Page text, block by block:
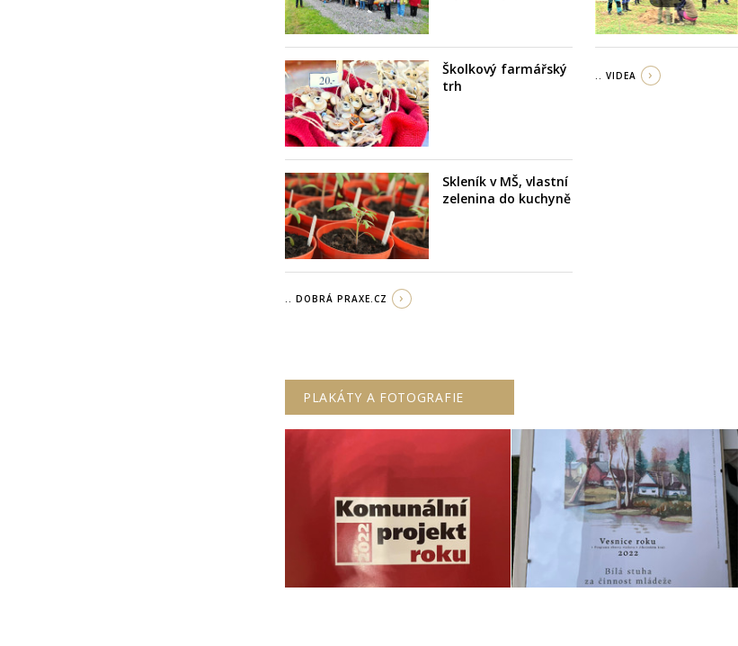
Školkový farmářský
trh
Skleník v MŠ, vlastní
zelenina do kuchyně
.. DOBRÁ PRAXE.CZ
.. VIDEA
PLAKÁTY A FOTOGRAFIE